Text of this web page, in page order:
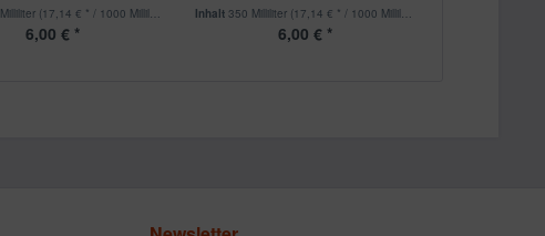
(17,14 € * / 1000 Milliliter)
6,00 € *
Inhalt350 Milliliter (17,14 € * / 1000 Milliliter)
6,00 € *